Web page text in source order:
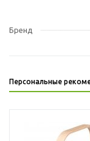
Бренд
Персональные